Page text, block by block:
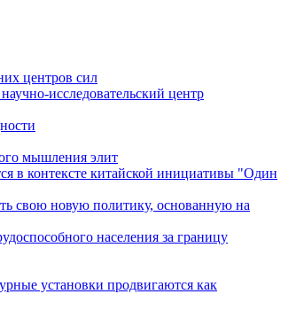
центров сил
исследовательский центр
мышления элит
в контексте китайской инициативы "Один
свою новую политику, основанную на
населения за границу
установки продвигаются как